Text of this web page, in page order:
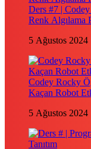
Ders #7 |
Renk Algılama
5 Ağustos 2024
Codey Rocky
Kaçan Robot
5 Ağustos 2024